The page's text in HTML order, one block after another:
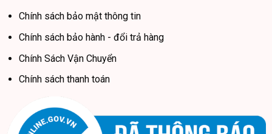
Chính sách bảo mật thông tin
Chính sách bảo hành - đổi trả hàng
Chính Sách Vận Chuyển
Chính sách thanh toán